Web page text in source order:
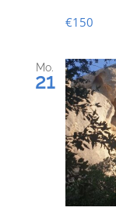
€150
Mo.
21